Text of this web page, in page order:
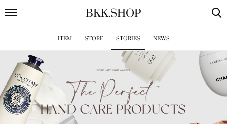
BKK.SHOP
ITEM STORE STORIES NEWS